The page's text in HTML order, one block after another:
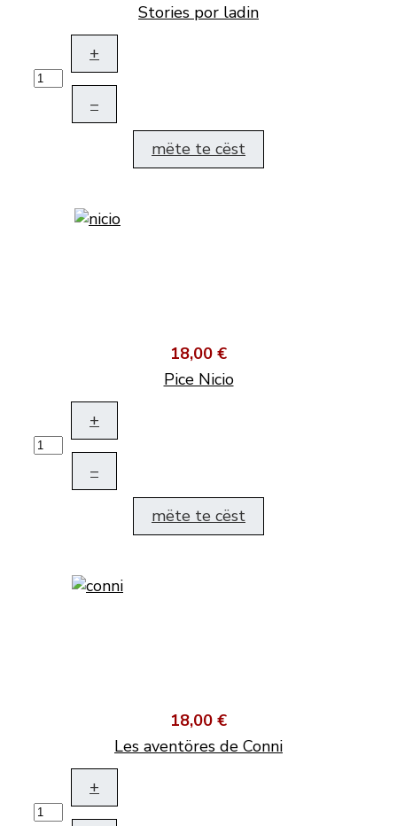
Stories por ladin
+
–
mëte te cëst
18,00 €
Pice Nicio
+
–
mëte te cëst
18,00 €
Les aventöres de Conni
+